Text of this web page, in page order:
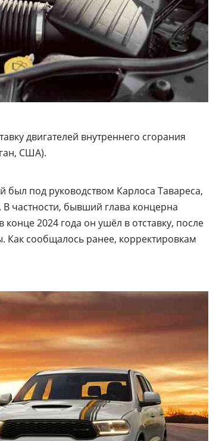
двигателей внутреннего сгорания
США).
был под руководством Карлоса Тавареса,
частности, бывший глава концерна
2024 года он ушёл в отставку, после
сообщалось ранее, корректировкам